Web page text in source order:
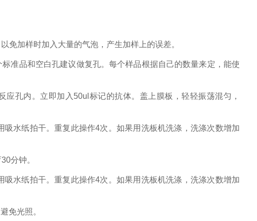
免加样时加入大量的气泡，产生加样上的误差。
准品和空白孔建议做复孔。每个样品根据自己的数量来定，能使
孔内。立即加入50ul标记的抗体。盖上膜板，轻轻振荡混匀，
水纸拍干。重复此操作4次。如果用洗板机洗涤，洗涤次数增加
分钟。
水纸拍干。重复此操作4次。如果用洗板机洗涤，洗涤次数增加
免光照。